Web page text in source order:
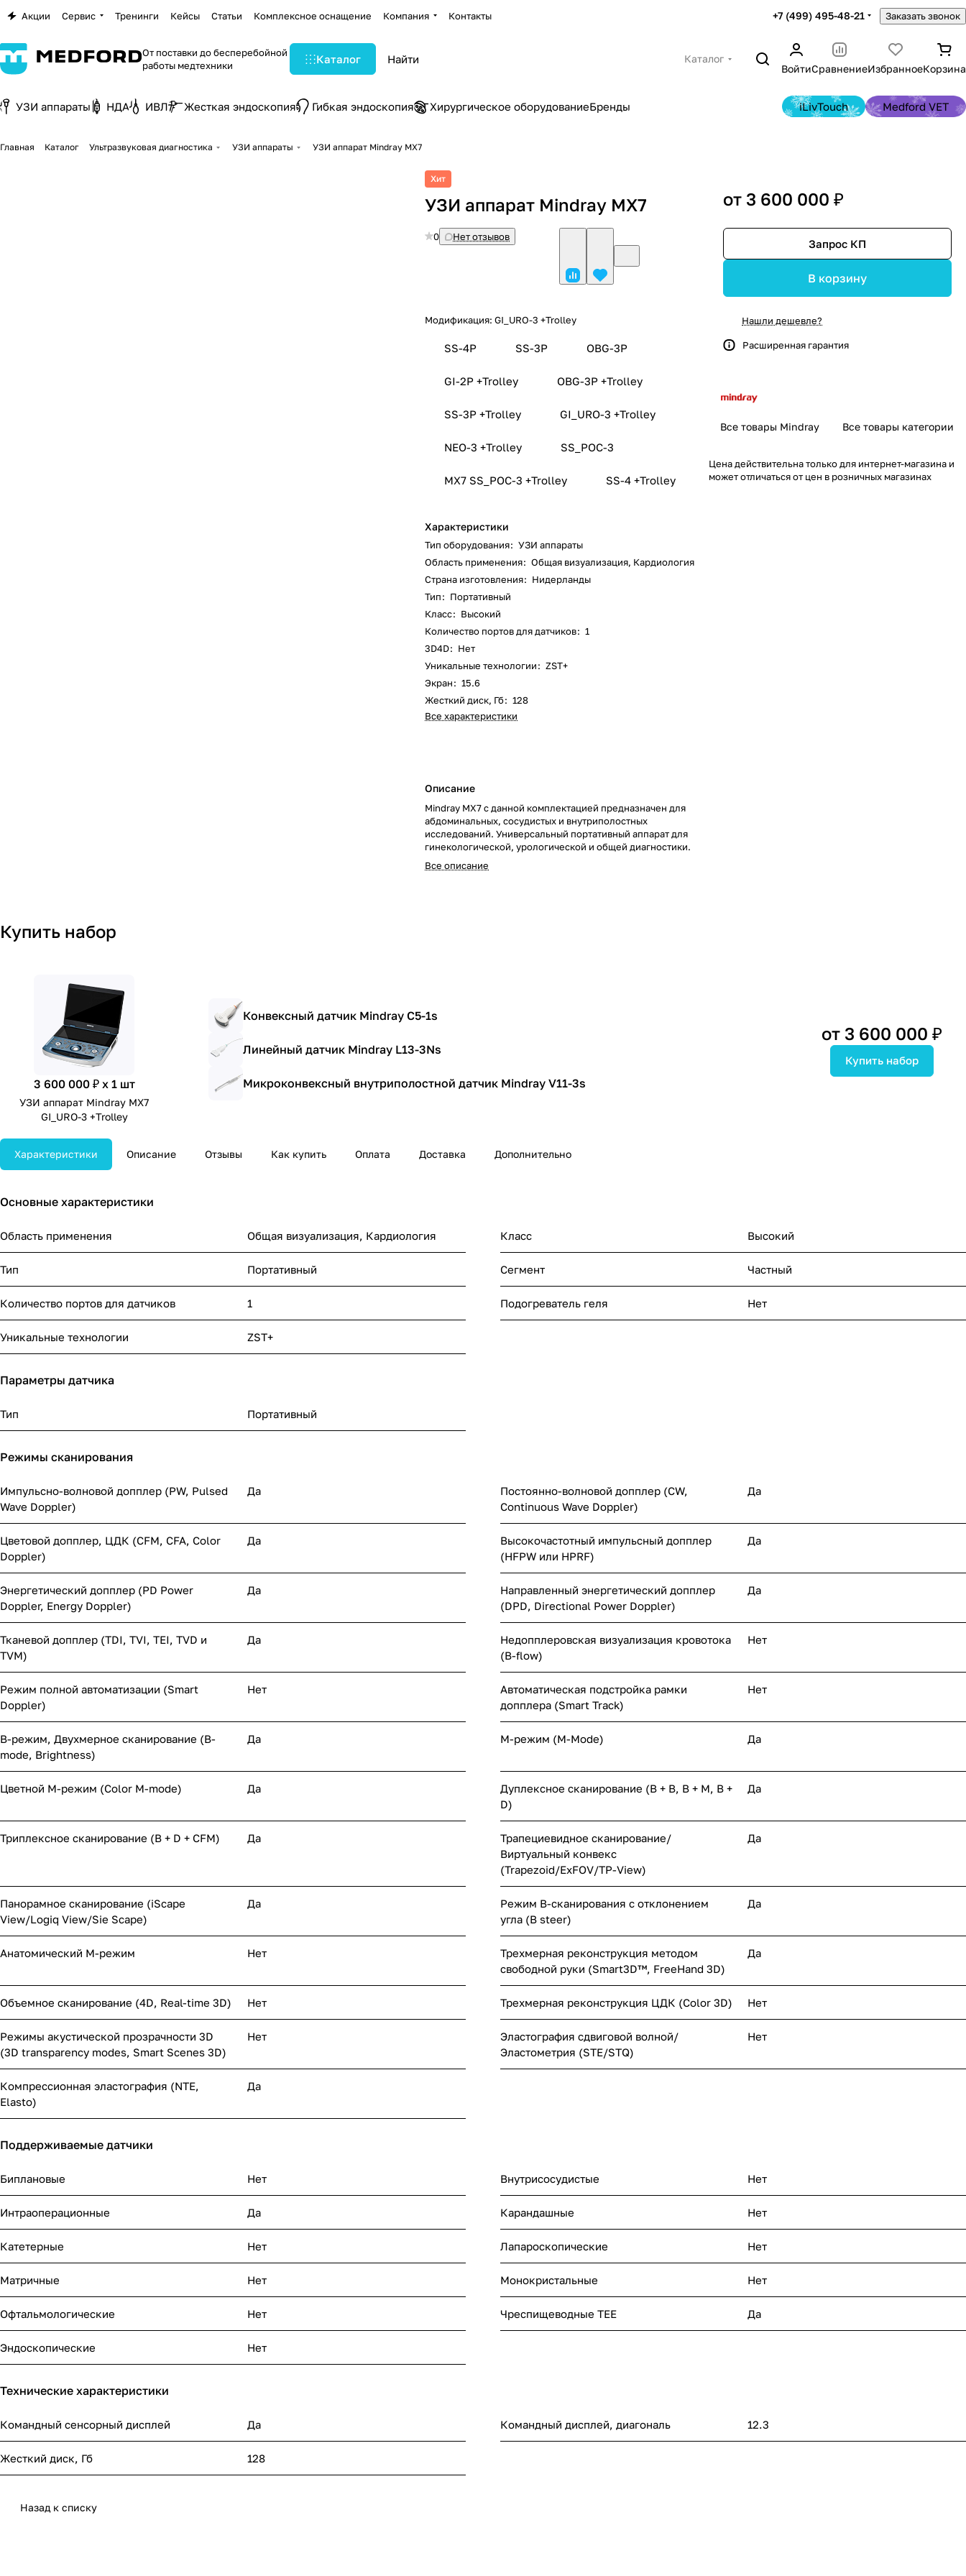
Акции Сервис Тренинги Кейсы Статьи Комплексное оснащение Компания Контакты +7 (499) 495-48-21 Заказать звонок
От поставки до бесперебойной
работы медтехники
Каталог
Каталог
ВойтиСравнениеИзбранноеКорзина
УЗИ аппараты НДА ИВЛ Жесткая эндоскопия Гибкая эндоскопия Хирургическое оборудованиеБренды iLivTouch Medford VET
Главная Каталог Ультразвуковая диагностика УЗИ аппараты УЗИ аппарат Mindray MX7
Хит
УЗИ аппарат Mindray MX7
0 Нет отзывов
Модификация:GI_URO-3 +Trolley
SS-4P SS-3P OBG-3P
GI-2P +Trolley OBG-3P +Trolley
SS-3P +Trolley GI_URO-3 +Trolley
NEO-3 +Trolley SS_POC-3
MX7 SS_POC-3 +Trolley SS-4 +Trolley
Характеристики
Тип оборудования: УЗИ аппараты
Область применения: Общая визуализация, Кардиология
Страна изготовления: Нидерланды
Тип: Портативный
Класс: Высокий
Количество портов для датчиков: 1
3D4D: Нет
Уникальные технологии: ZST+
Экран: 15.6
Жесткий диск, Гб: 128
Все характеристики
Описание
Mindray MX7 с данной комплектацией предназначен для
абдоминальных, сосудистых и внутриполостных
исследований. Универсальный портативный аппарат для
гинекологической, урологической и общей диагностики.
Все описание
от 3 600 000 ₽
Запрос КП
В корзину
Нашли дешевле?
Расширенная гарантия
Все товары Mindray Все товары категории
Цена действительна только для интернет-магазина и
может отличаться от цен в розничных магазинах
Купить набор
3 600 000 ₽ x 1 шт
УЗИ аппарат Mindray MX7
GI_URO-3 +Trolley
Конвексный датчик Mindray C5-1s
Линейный датчик Mindray L13-3Ns
Микроконвексный внутриполостной датчик Mindray V11-3s
от 3 600 000 ₽
Купить набор
Характеристики Описание Отзывы Как купить Оплата Доставка Дополнительно
Основные характеристики
Область применения Общая визуализация, Кардиология Класс Высокий
Тип Портативный Сегмент Частный
Количество портов для датчиков 1 Подогреватель геля Нет
Уникальные технологии ZST+
Параметры датчика
Тип Портативный
Режимы сканирования
Импульсно-волновой допплер (PW, Pulsed
Wave Doppler)
Да
Постоянно-волновой допплер (CW,
Continuous Wave Doppler)
Да
Цветовой допплер, ЦДК (CFM, CFA, Color
Doppler)
Да
Высокочастотный импульсный допплер
(HFPW или HPRF)
Да
Энергетический допплер (PD Power
Doppler, Energy Doppler)
Да
Направленный энергетический допплер
(DPD, Directional Power Doppler)
Да
Тканевой допплер (TDI, TVI, TEI, TVD и
TVM)
Да
Недопплеровская визуализация кровотока
(B-flow)
Нет
Режим полной автоматизации (Smart
Doppler)
Нет
Автоматическая подстройка рамки
допплера (Smart Track)
Нет
B-режим, Двухмерное сканирование (B-
mode, Brightness)
Да M-режим (M-Mode) Да
Цветной M-режим (Color M-mode) Да
Дуплексное сканирование (В + В, В + М, В +
D)
Да
Триплексное сканирование (В + D + CFM) Да
Трапециевидное сканирование/
Виртуальный конвекс
(Trapezoid/ExFOV/TP-View)
Да
Панорамное сканирование (iScape
View/Logiq View/Sie Scape)
Да
Режим B-сканирования с отклонением
угла (B steer)
Да
Анатомический М-режим Нет
Трехмерная реконструкция методом
свободной руки (Smart3D™, FreeHand 3D)
Да
Объемное сканирование (4D, Real-time 3D) Нет Трехмерная реконструкция ЦДК (Color 3D) Нет
Режимы акустической прозрачности 3D
(3D transparency modes, Smart Scenes 3D)
Нет
Эластография сдвиговой волной/
Эластометрия (STE/STQ)
Нет
Компрессионная эластография (NTE,
Elasto)
Да
Поддерживаемые датчики
Биплановые Нет Внутрисосудистые Нет
Интраоперационные Да Карандашные Нет
Катетерные Нет Лапароскопические Нет
Матричные Нет Монокристальные Нет
Офтальмологические Нет Чреспищеводные TEE Да
Эндоскопические Нет
Технические характеристики
Командный сенсорный дисплей Да Командный дисплей, диагональ 12.3
Жесткий диск, Гб 128
Назад к списку